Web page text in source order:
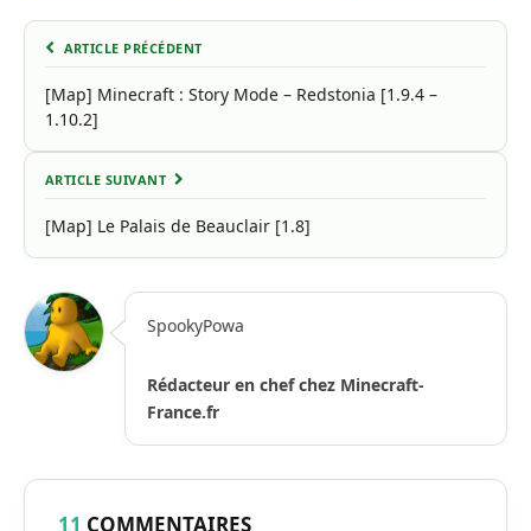
ARTICLE PRÉCÉDENT
[Map] Minecraft : Story Mode – Redstonia [1.9.4 –
1.10.2]
ARTICLE SUIVANT
[Map] Le Palais de Beauclair [1.8]
SpookyPowa
Rédacteur en chef chez Minecraft-
France.fr
11 COMMENTAIRES